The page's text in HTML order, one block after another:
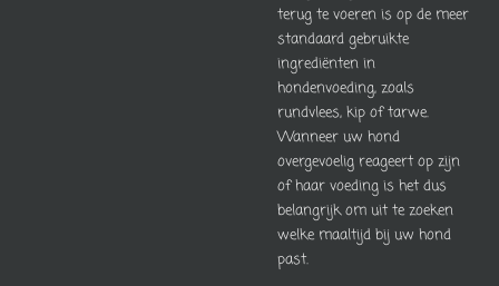
terug te voeren is op de meer
standaard gebruikte
ingrediënten in
hondenvoeding, zoals
rundvlees, kip of tarwe.
Wanneer uw hond
overgevoelig reageert op zijn
of haar voeding is het dus
belangrijk om uit te zoeken
welke maaltijd bij uw hond
past.